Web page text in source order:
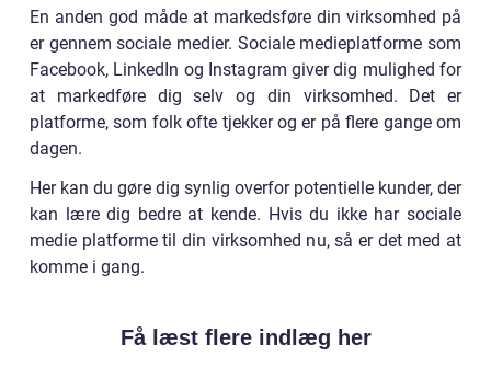
En anden god måde at markedsføre din virksomhed på
er gennem sociale medier. Sociale medieplatforme som
Facebook, LinkedIn og Instagram giver dig mulighed for
at markedføre dig selv og din virksomhed. Det er
platforme, som folk ofte tjekker og er på flere gange om
dagen.
Her kan du gøre dig synlig overfor potentielle kunder, der
kan lære dig bedre at kende. Hvis du ikke har sociale
medie platforme til din virksomhed nu, så er det med at
komme i gang.
Få læst flere indlæg her